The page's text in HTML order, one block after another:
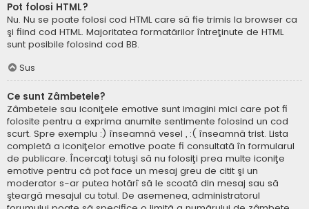
Pot folosi HTML?
Nu. Nu se poate folosi cod HTML care să fie trimis la browser ca
şi fiind cod HTML. Majoritatea formatărilor întreţinute de HTML
sunt posibile folosind cod BB.
Sus
Ce sunt Zâmbetele?
Zâmbetele sau iconiţele emotive sunt imagini mici care pot fi
folosite pentru a exprima anumite sentimente folosind un cod
scurt. Spre exemplu :) înseamnă vesel , :( înseamnă trist. Lista
completă a iconiţelor emotive poate fi consultată în formularul
de publicare. Încercaţi totuşi să nu folosiţi prea multe iconiţe
emotive pentru că pot face un mesaj greu de citit şi un
moderator s-ar putea hotărî să le scoată din mesaj sau să
şteargă mesajul cu totul. De asemenea, administratorul